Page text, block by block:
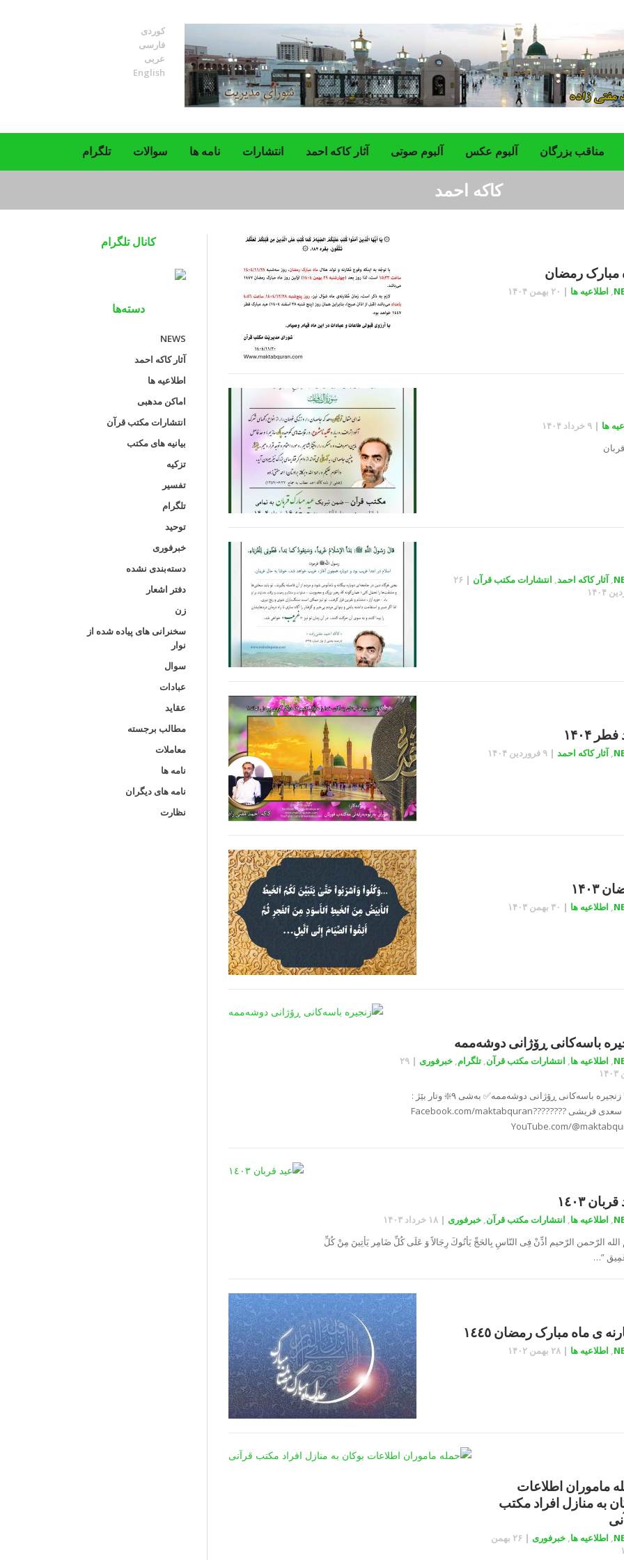
کوردی
فارسی
عربی
English
تلگرام سوالات نامه ها انتشارات آثار کاکه احمد آلبوم صوتی ‌آلبوم عکس مناقب بزرگان
کاکه احمد
مبارک رمضان
, اطلاعیه ها | ۲۰ بهمن ۱۴۰۴
ها |۹ خرداد ۱۴۰۴
,آثار کاکه احمد, انتشارات مکتب قرآن | ۲۶
۱۴۰۴
۱۴۰۴
,آثار کاکه احمد |۹ فروردین ۱۴۰۴
۱۴۰۳
, اطلاعیه ها | ۳۰ بهمن ۱۴۰۳
باسەکانی ڕۆژانی دوشەممە
, اطلاعیه ها, انتشارات مکتب قرآن,تلگرام,خبرفوری |۲۹
???? زنجیرە باسەکانی ڕۆژانی دوشەممە✅ بەشی ۹❇️ وتار بێژ :
کاکە سعدی قریشی ????Facebook.com/maktabquran????
YouTube.com/
١٤٠٣
, اطلاعیه ها, انتشارات مکتب قرآن,خبرفوری |۱۸ خرداد ۱۴۰۳
الرّحمن الرّحیم أذِّنْ فِی النّاسِ بِالحَجِّ یَأتُوكَ رِجَالاً وَ عَلَی كُلِّ ضَامِر یَأتِینَ مِنْ كُلِّ
”…
ی ماه مبارک رمضان ١٤٤٥
, اطلاعیه ها |۲۸ بهمن ۱۴۰۲
ماموران اطلاعات
به منازل افراد مکتب
, اطلاعیه ها,خبرفوری |
۲۶ بهمن
کانال تلگرام
دسته‌ها
NEWS
آثار کاکه احمد
اطلاعیه ها
اماکن مدهبی
انتشارات مکتب قرآن
بیانیه های مکتب
تزکیه
تفسیر
تلگرام
توحید
خبرفوری
دسته‌بندی نشده
دفتر اشعار
زن
سخنرانی های پیاده شده از
نوار
سوال
عبادات
عقاید
مطالب برجسته
معاملات
نامه ها
نامه های دیگران
نظارت